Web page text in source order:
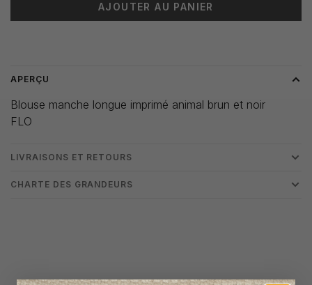
AJOUTER AU PANIER
APERÇU
Blouse manche longue imprimé animal brun et noir
FLO
LIVRAISONS ET RETOURS
CHARTE DES GRANDEURS